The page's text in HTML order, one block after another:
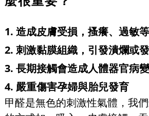
1. 造成皮膚受損，搔癢、過敏等
2. 刺激黏膜組織，引發潰爛或
3. 長期接觸會造成人體器官病
4. 嚴重傷害孕婦與胎兒發育
甲醛是無色的刺激性氣體，我